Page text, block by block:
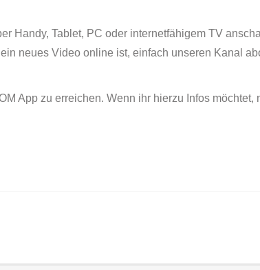
Handy, Tablet, PC oder internetfähigem TV
neues Video online ist, einfach unseren Kanal
App zu erreichen. Wenn ihr hierzu Infos